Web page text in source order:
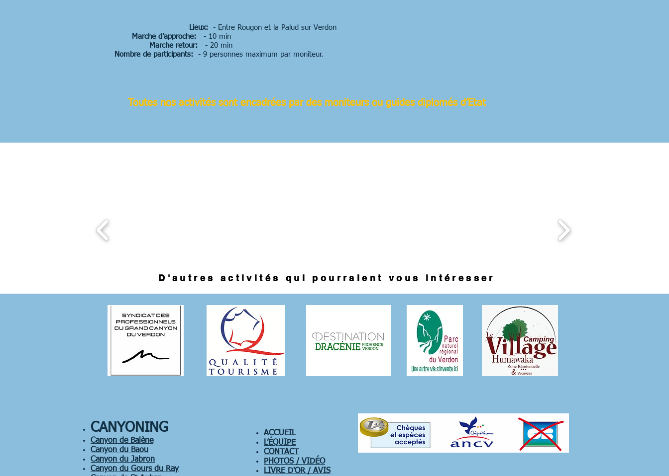
Lieux: - Entre Rougon et la Palud sur Verdon
Marche d’approche:
- 10 min
Marche retour: - 20 min
Nombre de participants: - 9 personnes maximum par moniteur.
Toutes nos activités sont encadrées par des moniteurs ou guides diplomés d’Etat
D'autres activités qui pourraient vous intéresser
ACCUEIL
L’ÉQUIPE
CONTACT
PHOTOS / VIDÉO
LIVRE D'OR / AVIS
CANYONING
Canyon de Balène
Canyon du Baou
Canyon du Jabron
Canyon du Gours du Ray